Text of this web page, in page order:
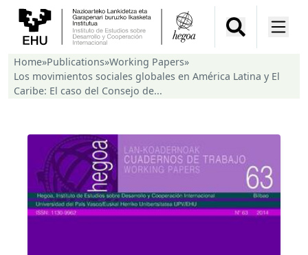
Home»Publications»Working Papers»
Los movimientos sociales globales en América Latina y El
Caribe: El caso del Consejo de...